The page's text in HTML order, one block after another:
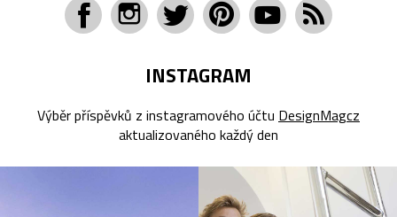
INSTAGRAM
Výběr příspěvků z instagramového účtu DesignMagcz
aktualizovaného každý den